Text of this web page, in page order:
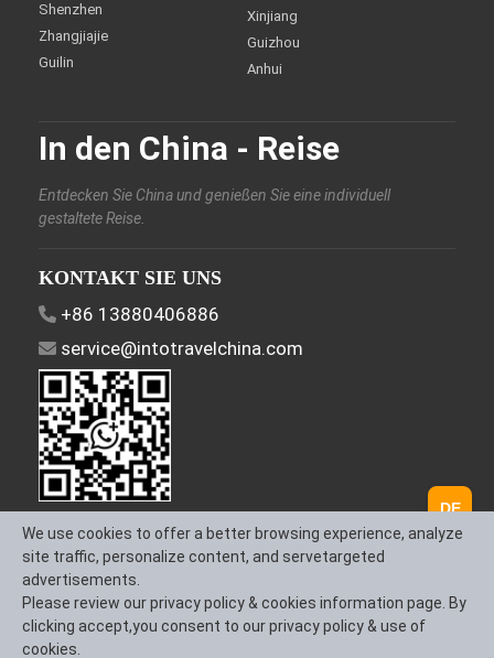
Shenzhen
Zhangjiajie
Guilin
Xinjiang
Guizhou
Anhui
In den China - Reise
Entdecken Sie China und genießen Sie eine individuell
gestaltete Reise.
KONTAKT SIE UNS
+86 13880406886
service@intotravelchina.com
FOLGEN SIE UNS
Über uns
DE
We use cookies to offer a better browsing experience, analyze
site traffic, personalize content, and servetargeted
advertisements.
Please review our privacy policy & cookies information page. By
clicking accept,you consent to our privacy policy & use of
cookies.